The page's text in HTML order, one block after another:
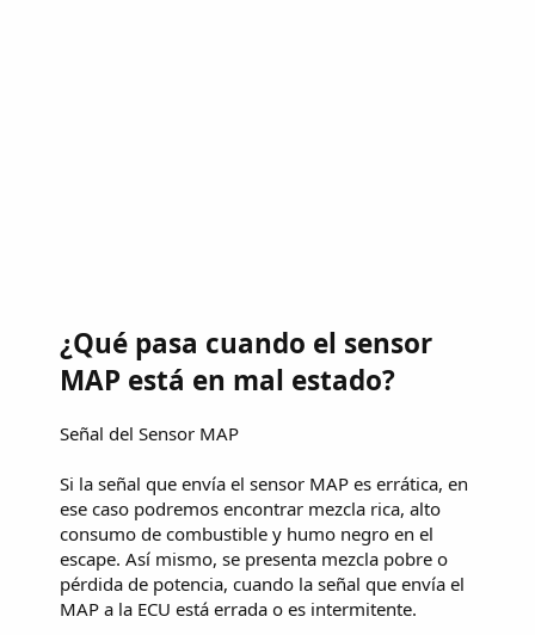
¿Qué pasa cuando el sensor
MAP está en mal estado?
Señal del Sensor MAP
Si la señal que envía el sensor MAP es errática, en
ese caso podremos encontrar mezcla rica, alto
consumo de combustible y humo negro en el
escape. Así mismo, se presenta mezcla pobre o
pérdida de potencia, cuando la señal que envía el
MAP a la ECU está errada o es intermitente.